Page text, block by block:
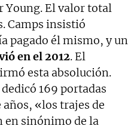
Young. El valor total
Camps insistió
pagado él mismo, y un
en el 2012. El
esta absolución.
169 portadas
«los trajes de
en sinónimo de la